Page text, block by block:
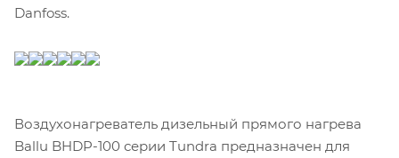
Danfoss.
Воздухонагреватель дизельный прямого нагрева
Ballu BHDP-100 серии Tundra предназначен для